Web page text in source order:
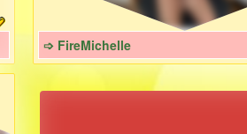
➩ FireMichelle